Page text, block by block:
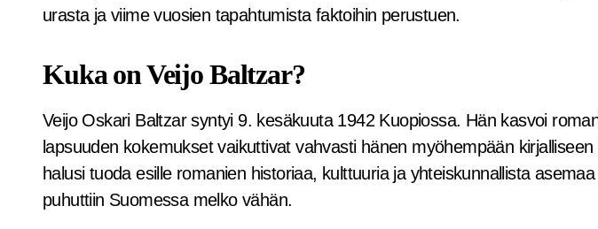
urasta ja viime vuosien tapahtumista faktoihin perustuen.
Kuka on Veijo Baltzar?
Veijo Oskari Baltzar syntyi 9. kesäkuuta 1942 Kuopiossa. Hän kasvoi
lapsuuden kokemukset vaikuttivat vahvasti hänen myöhempään
halusi tuoda esille romanien historiaa, kulttuuria ja yhteiskunnallista
puhuttiin Suomessa melko vähän.